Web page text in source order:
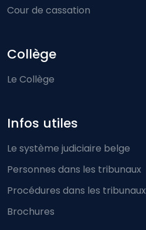
Cour de cassation
Collège
Le Collège
Infos utiles
Le système judiciaire belge
Personnes dans les tribunaux
Procédures dans les tribunaux
Brochures